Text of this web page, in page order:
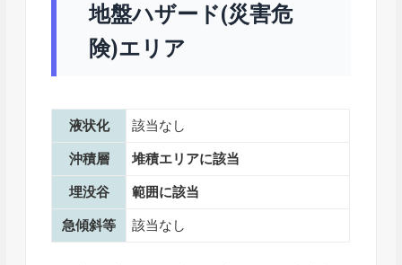
地盤ハザード(災害危
険)エリア
液状化 該当なし
沖積層 堆積エリアに該当
埋没谷 範囲に該当
急傾斜等 該当なし